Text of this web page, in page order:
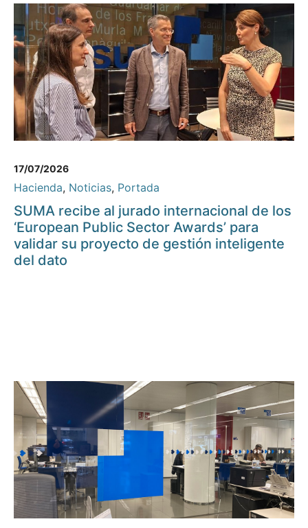
17/07/2026
Hacienda, Noticias, Portada
SUMA recibe al jurado internacional de los
‘European Public Sector Awards’ para
validar su proyecto de gestión inteligente
del dato